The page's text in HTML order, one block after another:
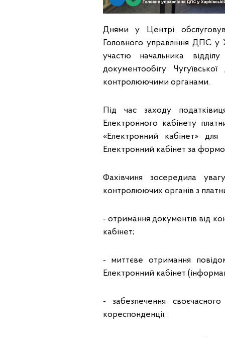
Днями у Центрі
Головного управління ДПС у
участю начальника
документообігу
контролюючими органами.
Під час заходу
Електронного кабінету
«Електронний кабінет»
Електронний кабінет за
Фахівчиня зосередила
контролюючих органів з
- отримання документів від
кабінет;
- миттєве отримання
Електронний кабінет
- забезпечення
кореспонденції;